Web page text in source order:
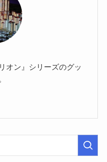
オン』シリーズのグッ